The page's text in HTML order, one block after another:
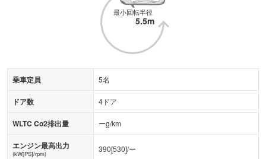
最小回転半径
5.5m
乗車定員 5名
ドア数 4ドア
WLTC Co2排出量 ーg/km
エンジン最高出力
(kW[PS]/rpm) 390[530]/ー